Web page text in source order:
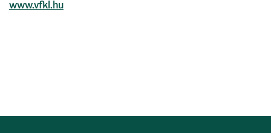
www.vfkl.hu